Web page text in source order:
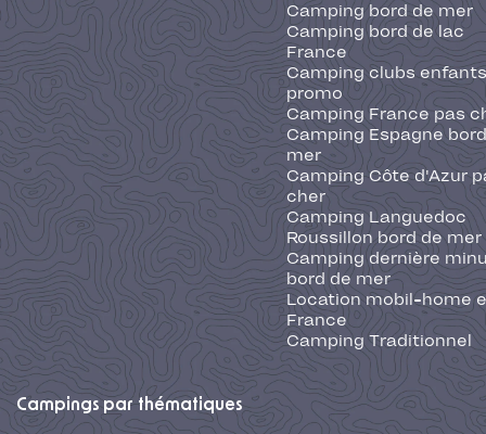
Camping bord de mer
Camping bord de lac
France
Camping clubs
promo
Camping France pas
Camping Espagne
mer
Camping Côte d'Azur
cher
Camping Languedoc
Roussillon bord de mer
Camping dernière
bord de mer
Location mobil-home
France
Camping Traditionnel
Campings par thématiques